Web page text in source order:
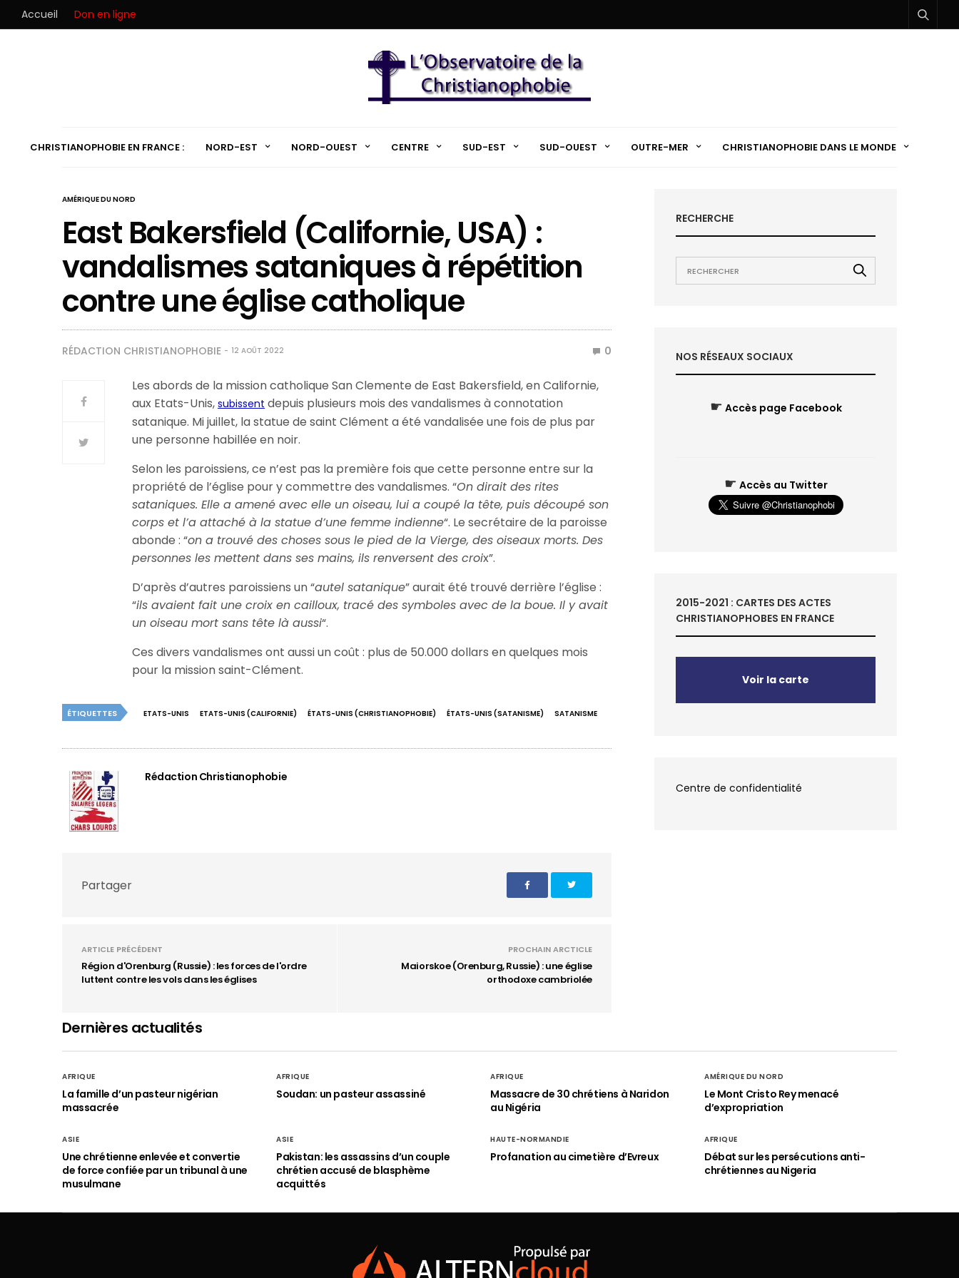
Accueil Don en ligne
CHRISTIANOPHOBIE EN FRANCE : NORD-EST NORD-OUEST CENTRE SUD-EST SUD-OUEST OUTRE-MER CHRISTIANOPHOBIE DANS LE MONDE
AMÉRIQUE DU NORD
East Bakersfield (Californie, USA) :
vandalismes sataniques à répétition
contre une église catholique
RÉDACTION CHRISTIANOPHOBIE 12 AOÛT 2022 0
Les abords de la mission catholique San Clemente de East Bakersfield, en Californie,
aux Etats-Unis,subissent depuis plusieurs mois des vandalismes à connotation
satanique. Mi juillet, la statue de saint Clément a été vandalisée une fois de plus par
une personne habillée en noir.
Selon les paroissiens, ce n’est pas la première fois que cette personne entre sur la
propriété de l’église pour y commettre des vandalismes. “On dirait des rites
sataniques. Elle a amené avec elle un oiseau, lui a coupé la tête, puis découpé son
corps et l’a attaché à la statue d’une femme indienne“. Le secrétaire de la paroisse
abonde : “on a trouvé des choses sous le pied de la Vierge, des oiseaux morts. Des
personnes les mettent dans ses mains, ils renversent des croix”.
D’après d’autres paroissiens un “autel satanique” aurait été trouvé derrière l’église :
“ils avaient fait une croix en cailloux, tracé des symboles avec de la boue. Il y avait
un oiseau mort sans tête là aussi“.
Ces divers vandalismes ont aussi un coût : plus de 50.000 dollars en quelques mois
pour la mission saint-Clément.
ÉTIQUETTES ETATS-UNIS ETATS-UNIS (CALIFORNIE) ÉTATS-UNIS (CHRISTIANOPHOBIE) ÉTATS-UNIS (SATANISME) SATANISME
Rédaction Christianophobie
Partager
ARTICLE PRÉCÉDENT
Région d'Orenburg (Russie) : les forces de l'ordre
luttent contre les vols dans les églises
PROCHAIN ARCTICLE
Maiorskoe (Orenburg, Russie) : une église
orthodoxe cambriolée
RECHERCHE
NOS RÉSEAUX SOCIAUX
☛ Accès page Facebook
☛ Accès au Twitter
2015-2021 : CARTES DES ACTES
CHRISTIANOPHOBES EN FRANCE
Voir la carte
Centre de confidentialité
Dernières actualités
AFRIQUE
La famille d’un pasteur nigérian
massacrée
AFRIQUE
Soudan: un pasteur assassiné
AFRIQUE
Massacre de 30 chrétiens à Naridon
au Nigéria
AMÉRIQUE DU NORD
Le Mont Cristo Rey menacé
d’expropriation
ASIE
Une chrétienne enlevée et convertie
de force confiée par un tribunal à une
musulmane
ASIE
Pakistan: les assassins d’un couple
chrétien accusé de blasphème
acquittés
HAUTE-NORMANDIE
Profanation au cimetière d’Evreux
AFRIQUE
Débat sur les persécutions anti-
chrétiennes au Nigeria